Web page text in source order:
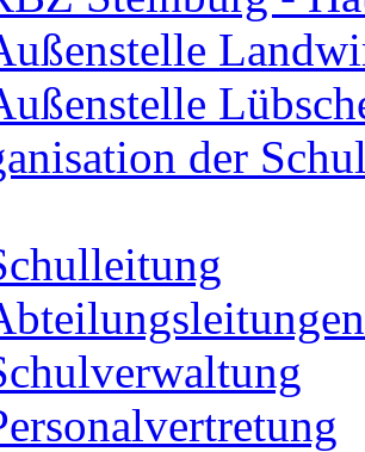
der